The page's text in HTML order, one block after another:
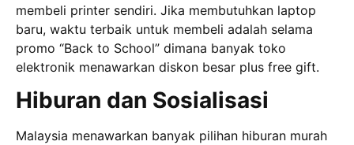
membeli printer sendiri. Jika membutuhkan laptop
baru, waktu terbaik untuk membeli adalah selama
promo “Back to School” dimana banyak toko
elektronik menawarkan diskon besar plus free gift.
Hiburan dan Sosialisasi
Malaysia menawarkan banyak pilihan hiburan murah